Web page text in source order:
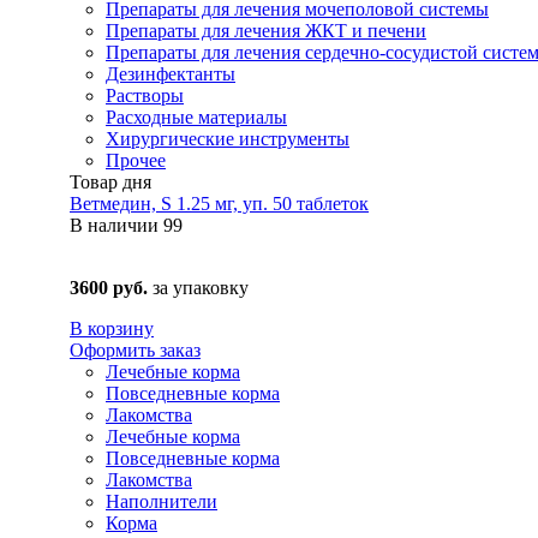
Препараты для лечения мочеполовой системы
Препараты для лечения ЖКТ и печени
Препараты для лечения сердечно-сосудистой
Дезинфектанты
Растворы
Расходные материалы
Хирургические инструменты
Прочее
Товар дня
Ветмедин, S 1.25 мг, уп. 50 таблеток
В наличии 99
3600 руб. за упаковку
В корзину
Оформить заказ
Лечебные корма
Повседневные корма
Лакомства
Лечебные корма
Повседневные корма
Лакомства
Наполнители
Корма